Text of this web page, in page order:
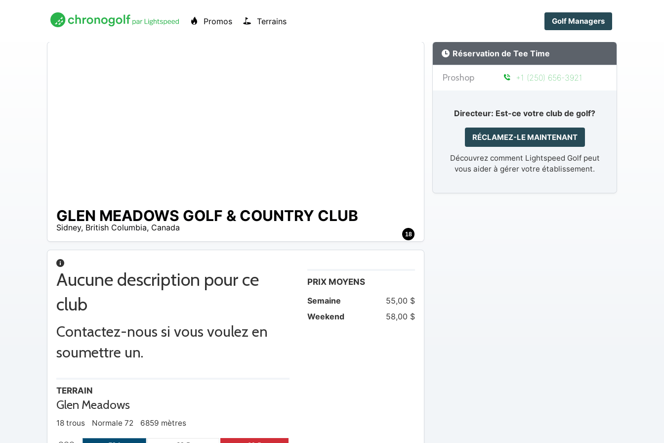
Promos Terrains Golf Managers
18
GLEN MEADOWS GOLF & COUNTRY CLUB
Sidney, British Columbia, Canada
Aucune description pour ce
club
Contactez-nous si vous voulez en
soumettre un.
TERRAIN
Glen Meadows
18 trous Normale 72 6859 mètres
PRIX MOYENS
Semaine
55,00 $
Weekend
58,00 $
Réservation de Tee Time
Proshop +1 (250) 656-3921
Directeur: Est-ce votre club de golf?
RÉCLAMEZ-LE MAINTENANT
Découvrez comment Lightspeed Golf peut
vous aider à gérer votre établissement.